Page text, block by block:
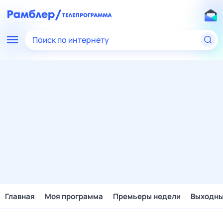
Поиск по интернету
Главная Моя программа Премьеры недели